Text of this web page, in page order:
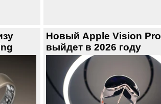
Новый Apple Vision Pro
выйдет в 2026 году